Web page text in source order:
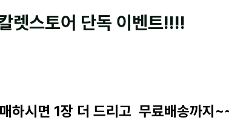
렛스토어 단독 이벤트!!!!
하시면 1장 더 드리고 무료배송까지